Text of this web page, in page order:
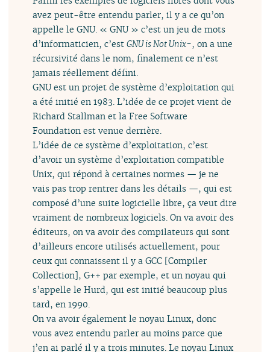
avez peut-être entendu parler, il y a ce qu’on
appelle le GNU. « GNU » c’est un jeu de mots
d’informaticien, c’estGNU is Not Unix-, on a une
récursivité dans le nom, finalement ce n’est
jamais réellement défini.
GNU est un projet de système d’exploitation qui
a été initié en 1983. L’idée de ce projet vient de
Richard Stallman et la Free Software
Foundation est venue derrière.
L’idée de ce système d’exploitation, c’est
d’avoir un système d’exploitation compatible
Unix, qui répond à certaines normes — je ne
vais pas trop rentrer dans les détails —, qui est
composé d’une suite logicielle libre, ça veut dire
vraiment de nombreux logiciels. On va avoir des
éditeurs, on va avoir des compilateurs qui sont
d’ailleurs encore utilisés actuellement, pour
ceux qui connaissent il y a GCC [Compiler
Collection], G++ par exemple, et un noyau qui
s’appelle le Hurd, qui est initié beaucoup plus
tard, en 1990.
On va avoir également le noyau Linux, donc
vous avez entendu parler au moins parce que
j’en ai parlé il y a trois minutes. Le noyau Linux